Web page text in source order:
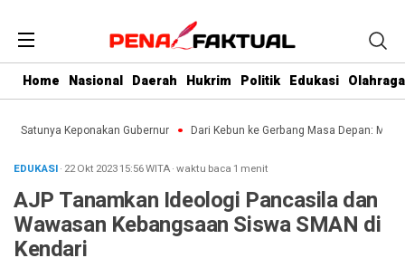
Home Nasional Daerah Hukrim Politik Edukasi Olahraga
Keponakan Gubernur Dari Kebun ke Gerbang Masa Depan:
EDUKASI· 22 Okt 202315:56WITA·waktu baca 1 menit
AJP Tanamkan Ideologi Pancasila dan
Wawasan Kebangsaan Siswa SMAN di
Kendari